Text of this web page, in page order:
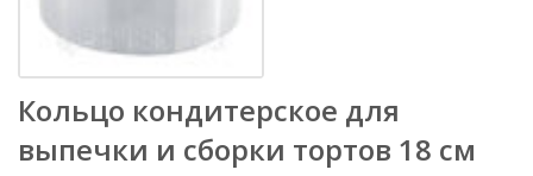
Кольцо кондитерское для
выпечки и сборки тортов 18 см